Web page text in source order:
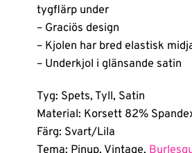
tygflärp under
– Graciös design
– Kjolen har bred elastisk
– Underkjol i glänsande satin
Tyg: Spets, Tyll, Satin
Material: Korsett 82%
Färg: Svart/Lila
Tema: Pinup, Vintage,